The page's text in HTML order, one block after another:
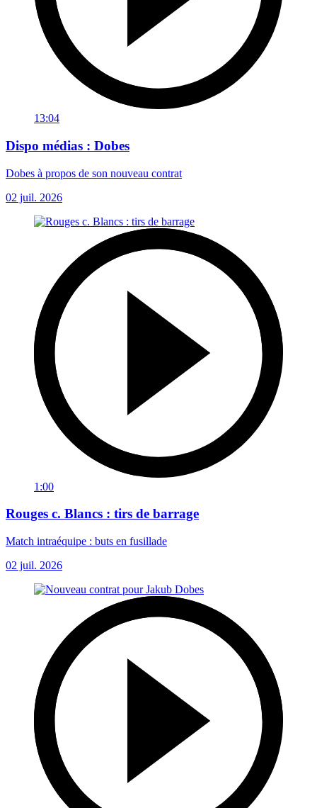
13:04
Dispo médias : Dobes
Dobes à propos de son nouveau contrat
02 juil. 2026
1:00
Rouges c. Blancs : tirs de barrage
Match intraéquipe : buts en fusillade
02 juil. 2026